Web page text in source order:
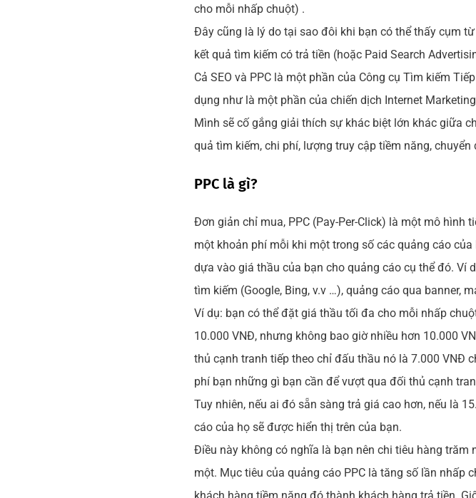
cho mỗi nhấp chuột) .
Đây cũng là lý do tại sao đôi khi bạn có thể thấy cụm
kết quả tìm kiếm có trả tiền (hoặc Paid Search
Cả SEO và PPC là một phần của Công cụ Tìm kiếm
dụng như là một phần của chiến dịch Internet
Mình sẽ cố gắng giải thích sự khác biệt lớn khác giữa
quả tìm kiếm, chi phí, lượng truy cập tiềm năng, chuyển
PPC là gì?
Đơn giản chỉ mua, PPC (Pay-Per-Click) là một mô hình
một khoản phí mỗi khi một trong số các quảng cáo
dựa vào giá thầu của bạn cho quảng cáo cụ thể đó. Ví
tìm kiếm (Google, Bing, v.v …), quảng cáo qua banner,
Ví dụ: bạn có thể đặt giá thầu tối đa cho mỗi nhấp
10.000 VNĐ, nhưng không bao giờ nhiều hơn 10.000
thủ cạnh tranh tiếp theo chỉ đấu thầu nó là 7.000 VNĐ
phí bạn những gì bạn cần để vượt qua đối thủ cạnh
Tuy nhiên, nếu ai đó sẵn sàng trả giá cao hơn, nếu là
cáo của họ sẽ được hiển thị trên của bạn.
Điều này không có nghĩa là bạn nên chi tiêu hàng
một. Mục tiêu của quảng cáo PPC là tăng số lần nhấp